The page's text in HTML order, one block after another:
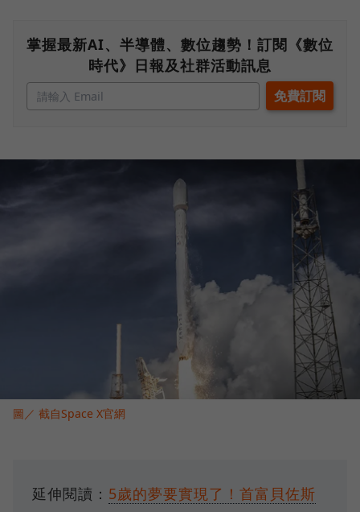
掌握最新AI、半導體、數位趨勢！訂閱《數位
時代》日報及社群活動訊息
圖／ 截自Space X官網
延伸閱讀： 5歲的夢要實現了！首富貝佐斯